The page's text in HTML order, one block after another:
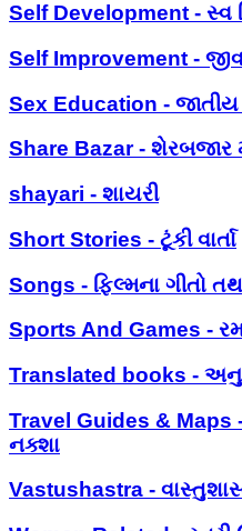
Self Development - સ્વ
Self Improvement -
Sex Education - જાતીય
Share Bazar - શેરબજાર
shayari - શાયરી
Short Stories - ટૂંકી વાર્તા
Songs - ફિલ્મના ગીતો
Sports And Games -
Translated books -
Travel Guides & Maps -
નક્શા
Vastushastra -